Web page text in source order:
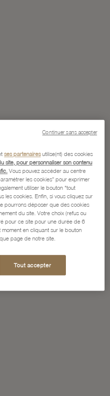
ses partenairesutilise(nt) des cookies
site, pour personnaliser son contenu
Vous pouvez accéder au centre
les cookies” pour exprimer
utiliser le bouton "tout
les cookies. Enfin, si vous cliquez sur
pourrons déposer que des cookies
du site. Votre choix (refus ou
pour ce site pour une durée de 6
en cliquant sur le bouton
page de notre site.
Tout accepter
Continuer sans accepter